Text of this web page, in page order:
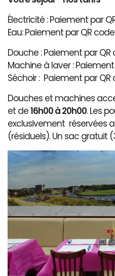
Électricité : Paiement par
Eau: Paiement par QR code
Douche : Paiement par QR
Machine à laver :
Séchoir : Paiement par QR
Douches et machines
et de16h00 à 20h00. Les
exclusivement réservées
(résiduels). Un sac gratuit